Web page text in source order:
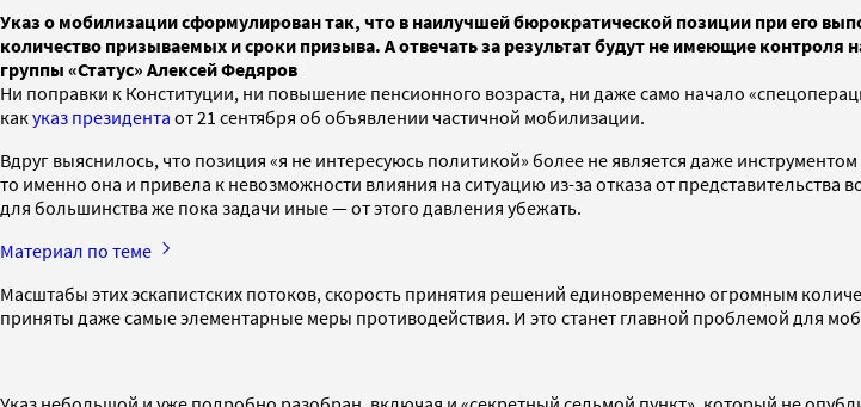
Указ о мобилизации сформулирован так, что в наилучшей бюрократической позиции при его
количество призываемых и сроки призыва. А отвечать за результат будут не имеющие
группы «Статус» Алексей Федяров
Ни поправки к Конституции, ни повышение пенсионного возраста, ни даже само начало
какуказ президента от 21 сентября об объявлении частичной мобилизации.
Вдруг выяснилось, что позиция «я не интересуюсь политикой» более не является даже
то именно она и привела к невозможности влияния на ситуацию из-за отказа от
для большинства же пока задачи иные — от этого давления убежать.
Материал по теме
Масштабы этих эскапистских потоков, скорость принятия решений единовременно огромным
приняты даже самые элементарные меры противодействия. И это станет главной проблемой для